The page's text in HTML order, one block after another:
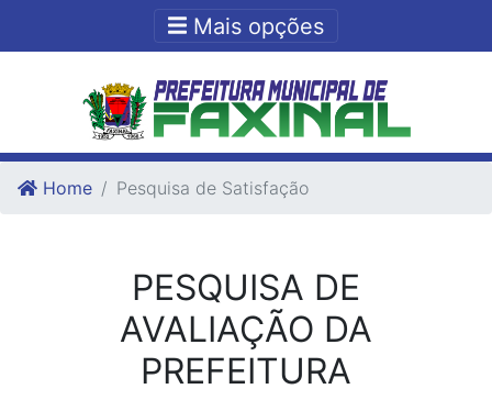
Ir para o fim do conteudo
Mais opções
Home Pesquisa de Satisfação
PESQUISA DE
AVALIAÇÃO DA
PREFEITURA